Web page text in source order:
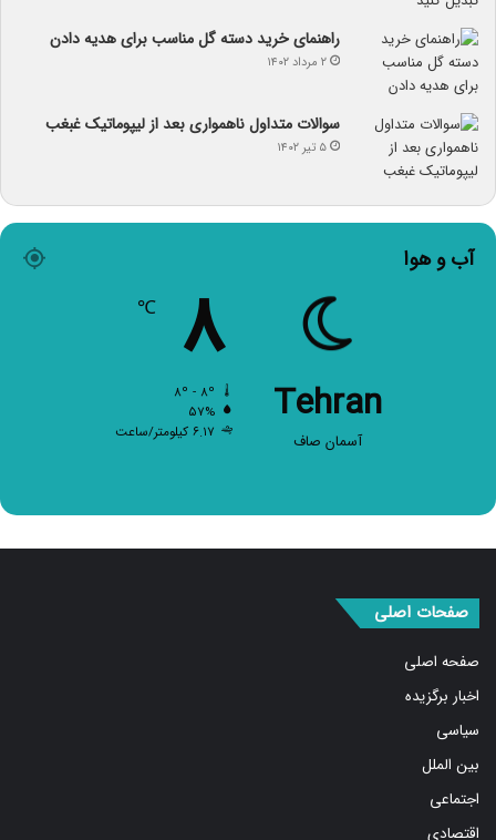
راهنمای خرید دسته گل مناسب برای هدیه دادن
۲ مرداد ۱۴۰۲
سوالات متداول ناهمواری بعد از لیپوماتیک غبغب
۵ تیر ۱۴۰۲
آب و هوا
Tehran
آسمان صاف
۸ ℃
۵۷%
۶.۱۷ کیلومتر/ساعت
صفحات اصلی
صفحه اصلی
اخبار برگزیده
سیاسی
بین الملل
اجتماعی
اقتصادی